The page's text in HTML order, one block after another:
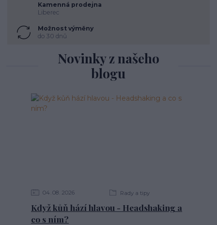
Kamenná prodejna
Liberec
Možnost výměny
do 30 dnů
Novinky z našeho
blogu
04 08 2026 Rady a tipy
Když kůň hází hlavou - Headshaking a
co s ním?